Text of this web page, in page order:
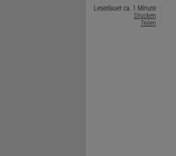
Lesedauer ca. 1 Minute
Drucken
Teilen